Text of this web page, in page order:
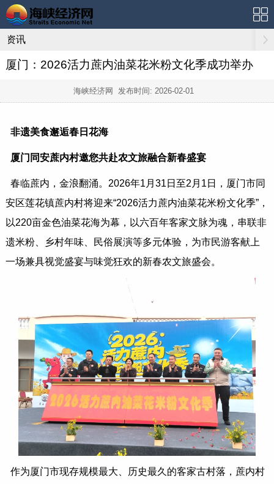
资讯
厦门：2026活力蔗内油菜花米粉文化季成功举办
海峡经济网 发布时间: 2026-02-01
非遗美食邂逅春日花海
厦门同安蔗内村邀您共赴农文旅融合新春盛宴
春临蔗内，金浪翻涌。2026年1月31日至2月1日，厦门市同
安区莲花镇蔗内村将迎来“2026活力蔗内油菜花米粉文化季”，
以220亩金色油菜花海为幕，以六百年客家文脉为魂，串联非
遗米粉、乡村年味、民俗展演等多元体验，为市民游客献上
一场兼具视觉盛宴与味觉狂欢的新春农文旅盛会。
作为厦门市现存规模最大、历史最久的客家古村落，蔗内村